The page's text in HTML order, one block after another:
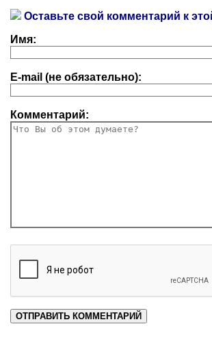
Оставьте свой комментарий к
Имя:
E-mail (не обязательно):
Комментарий: